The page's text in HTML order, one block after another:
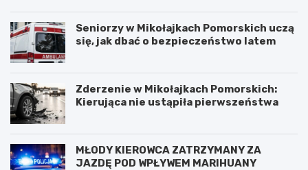
Seniorzy w Mikołajkach Pomorskich uczą
się, jak dbać o bezpieczeństwo latem
Zderzenie w Mikołajkach Pomorskich:
Kierująca nie ustąpiła pierwszeństwa
MŁODY KIEROWCA ZATRZYMANY ZA
JAZDĘ POD WPŁYWEM MARIHUANY